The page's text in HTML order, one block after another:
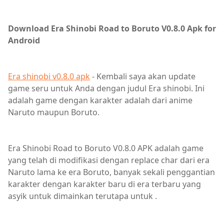
Download Era Shinobi Road to Boruto V0.8.0 Apk for
Android
Era shinobi v0.8.0 apk - Kembali saya akan update
game seru untuk Anda dengan judul Era shinobi. Ini
adalah game dengan karakter adalah dari anime
Naruto maupun Boruto.
Era Shinobi Road to Boruto V0.8.0 APK adalah game
yang telah di modifikasi dengan replace char dari era
Naruto lama ke era Boruto, banyak sekali penggantian
karakter dengan karakter baru di era terbaru yang
asyik untuk dimainkan terutapa untuk .